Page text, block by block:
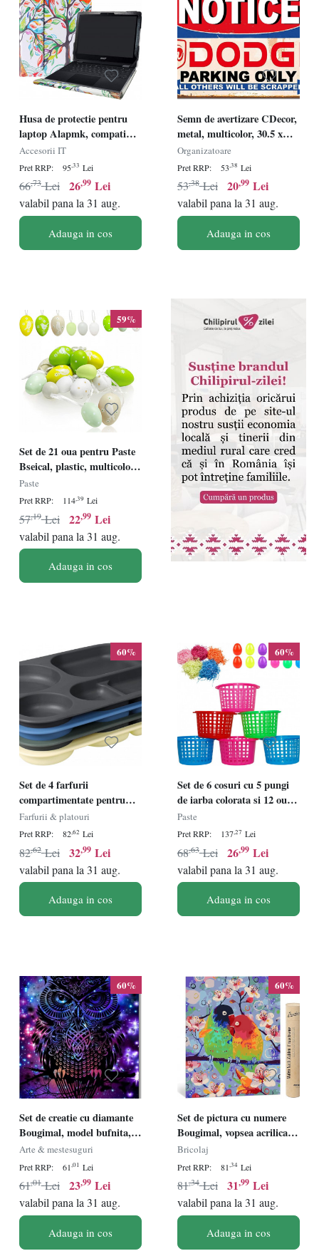
Husa de protectie pentru
laptop Alapmk, compatibil
cu 12 "Acer Chromebook
Spin 512 R851TN , piele
PU, multicolor
Accesorii IT
Pret RRP: 95,33 Lei
26,99 Lei
66,73 Lei
valabil pana la 31 aug.
Adauga in cos
Semn de avertizare CDecor,
metal, multicolor, 30.5 x
20.3 cm
Organizatoare
Pret RRP: 53,38 Lei
20,99 Lei
53,38 Lei
valabil pana la 31 aug.
Adauga in cos
59%
Set de 21 oua pentru Paste
Bseical, plastic, multicolor,
4/5/6 cm
Paste
Pret RRP: 114,39 Lei
22,99 Lei
57,19 Lei
valabil pana la 31 aug.
Adauga in cos
60%
Set de 4 farfurii
compartimentate pentru
picnic Greentainer, PP,
multicolor, 29,9 x 20, 2 cm
Farfurii & platouri
Pret RRP: 82,62 Lei
32,99 Lei
82,62 Lei
valabil pana la 31 aug.
Adauga in cos
60%
Set de 6 cosuri cu 5 pungi
de iarba colorata si 12 oua
pentru Paste Holady,
plastic, multicolor
Paste
Pret RRP: 137,27 Lei
26,99 Lei
68,63 Lei
valabil pana la 31 aug.
Adauga in cos
60%
Set de creatie cu diamante
Bougimal, model bufnita,
multicolor, 40 x 50 cm
Arte & mestesuguri
Pret RRP: 61,01 Lei
23,99 Lei
61,01 Lei
valabil pana la 31 aug.
Adauga in cos
60%
Set de pictura cu numere
Bougimal, vopsea acrilica,
model Pasari si Flori,
multicolor, 40 x 50 cm
Bricolaj
Pret RRP: 81,34 Lei
31,99 Lei
81,34 Lei
valabil pana la 31 aug.
Adauga in cos